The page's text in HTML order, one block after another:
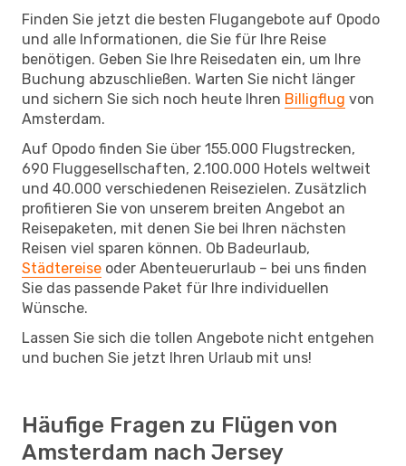
Finden Sie jetzt die besten Flugangebote auf Opodo
und alle Informationen, die Sie für Ihre Reise
benötigen. Geben Sie Ihre Reisedaten ein, um Ihre
Buchung abzuschließen. Warten Sie nicht länger
und sichern Sie sich noch heute Ihren Billigflug von
Amsterdam.
Auf Opodo finden Sie über 155.000 Flugstrecken,
690 Fluggesellschaften, 2.100.000 Hotels weltweit
und 40.000 verschiedenen Reisezielen. Zusätzlich
profitieren Sie von unserem breiten Angebot an
Reisepaketen, mit denen Sie bei Ihren nächsten
Reisen viel sparen können. Ob Badeurlaub,
Städtereise oder Abenteuerurlaub – bei uns finden
Sie das passende Paket für Ihre individuellen
Wünsche.
Lassen Sie sich die tollen Angebote nicht entgehen
und buchen Sie jetzt Ihren Urlaub mit uns!
Häufige Fragen zu Flügen von
Amsterdam nach Jersey